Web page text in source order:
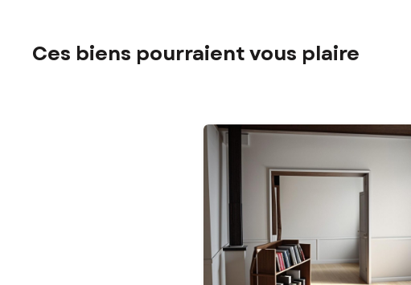
Ces biens pourraient vous plaire